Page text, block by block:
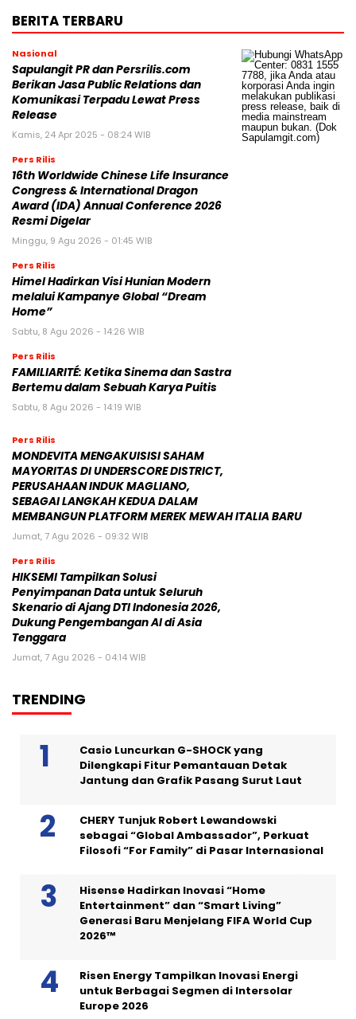
BERITA TERBARU
Nasional
Sapulangit PR dan Persrilis.com
Berikan Jasa Public Relations dan
Komunikasi Terpadu Lewat Press
Release
Kamis, 24 Apr 2025 - 08:24 WIB
Pers Rilis
16th Worldwide Chinese Life Insurance
Congress & International Dragon
Award (IDA) Annual Conference 2026
Resmi Digelar
Minggu, 9 Agu 2026 - 01:45 WIB
Pers Rilis
Himel Hadirkan Visi Hunian Modern
melalui Kampanye Global “Dream
Home”
Sabtu, 8 Agu 2026 - 14:26 WIB
Pers Rilis
FAMILIARITÉ: Ketika Sinema dan Sastra
Bertemu dalam Sebuah Karya Puitis
Sabtu, 8 Agu 2026 - 14:19 WIB
Pers Rilis
MONDEVITA MENGAKUISISI SAHAM
MAYORITAS DI UNDERSCORE DISTRICT,
PERUSAHAAN INDUK MAGLIANO,
SEBAGAI LANGKAH KEDUA DALAM
MEMBANGUN PLATFORM MEREK MEWAH ITALIA BARU
Jumat, 7 Agu 2026 - 09:32 WIB
Pers Rilis
HIKSEMI Tampilkan Solusi
Penyimpanan Data untuk Seluruh
Skenario di Ajang DTI Indonesia 2026,
Dukung Pengembangan AI di Asia
Tenggara
Jumat, 7 Agu 2026 - 04:14 WIB
TRENDING
Casio Luncurkan G-SHOCK yang
Dilengkapi Fitur Pemantauan Detak
Jantung dan Grafik Pasang Surut Laut
CHERY Tunjuk Robert Lewandowski
sebagai “Global Ambassador”, Perkuat
Filosofi “For Family” di Pasar Internasional
Hisense Hadirkan Inovasi “Home
Entertainment” dan “Smart Living”
Generasi Baru Menjelang FIFA World Cup
2026™
Risen Energy Tampilkan Inovasi Energi
untuk Berbagai Segmen di Intersolar
Europe 2026